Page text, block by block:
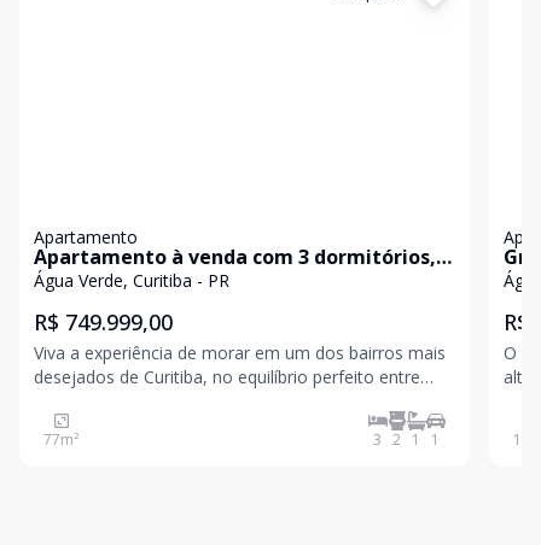
Apartamento
Apartamento à venda com 3 dormitórios,
sendo 1 suíte, 1 vaga de garagem - Água
Água Verde, Curitiba - PR
R$ 749.999,00
Viva a experiência de morar em um dos bairros mais
desejados de Curitiba, no equilíbrio perfeito entre
apartamento no 2º andar do Edifício Copaíba,
combina o charme da vista para a Serra do mar com
77m² 3 2 1 1
a
R$
O
alto
155